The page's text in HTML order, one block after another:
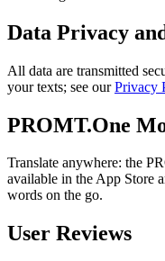
Data Privacy
All data are transmitted
your texts; see ourPrivacy
PROMT.One
Translate anywhere: the
available in the App Store
words on the go.
User Reviews